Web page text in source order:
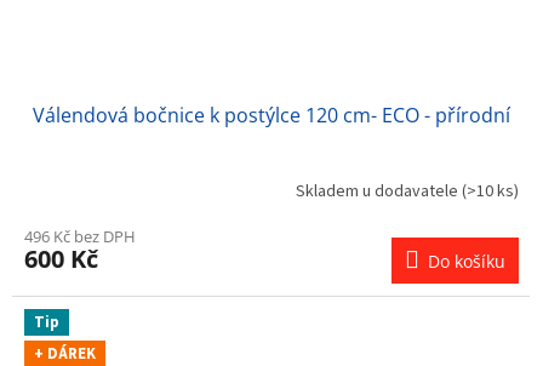
Válendová bočnice k postýlce 120 cm- ECO - přírodní
Skladem u dodavatele (>10 ks)
496 Kč bez DPH
600 Kč Do košíku
Tip
+ DÁREK